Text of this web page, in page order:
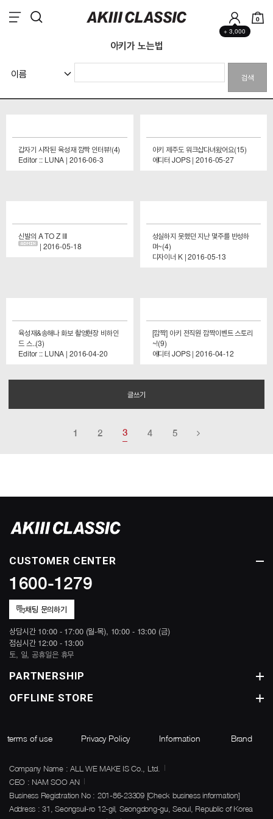
+ 3,000
0
아키가 노는법
검색
갑자기 시작된 육성재 깜짝 인터뷰!(4)
Editor :: LUNA | 2016-06-3
아키 제주도 워크샵다녀왔어요(15)
에디터 JOPS | 2016-05-27
신발의 A TO Z III
| 2016-05-18
성실하지 못했던 지난 몇주를 반성하
며~(4)
디자이너 K | 2016-05-13
육성재&송해나 화보 촬영현장 비하인
드 스..(3)
Editor :: LUNA | 2016-04-20
[깜짝] 아키 전직원 깜짝이벤트 스토리
~!(9)
에디터 JOPS | 2016-04-12
글쓰기
1 2 3 4 5
CUSTOMER CENTER
1600-1279
채팅 문의하기
상담시간 10:00 - 17:00 (월-목), 10:00 - 13:00 (금)
점심시간 12:00 - 13:00
토, 일, 공휴일은 휴무
PARTNERSHIP
OFFLINE STORE
terms of use Privacy Policy Information Brand
Company Name : ALL WE MAKE IS Co., Ltd.
CEO : NAM SOO AN
Business Registration No : 201-86-23309 [Check business information]
Address : 31, Seongsuil-ro 12-gil, Seongdong-gu, Seoul, Republic of Korea